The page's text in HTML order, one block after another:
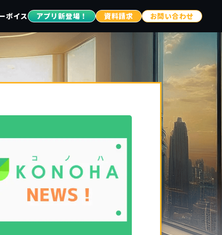
ボイス アプリ新登場！ 資料請求 お問い合わせ